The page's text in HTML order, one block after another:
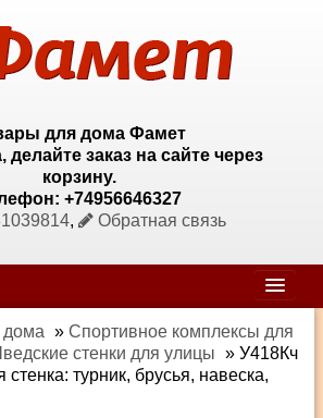
для дома Фамет
делайте заказ на сайте через
корзину.
+74956646327
, Обратная связь
дома » Спортивное комплексы для
стенки для улицы » У418Кч
турник, брусья, навеска,